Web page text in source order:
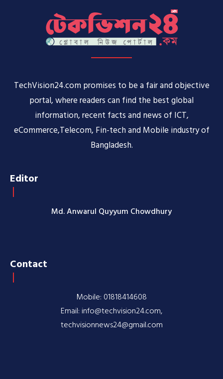
TechVision24.com promises to be a fair and objective
portal, where readers can find the best global
information, recent facts and news of ICT,
eCommerce,Telecom, Fin-tech and Mobile industry of
Bangladesh.
Editor
Md. Anwarul Quyyum Chowdhury
Contact
Mobile: 01818414608
Email: info@techvision24.com,
techvisionnews24@gmail.com